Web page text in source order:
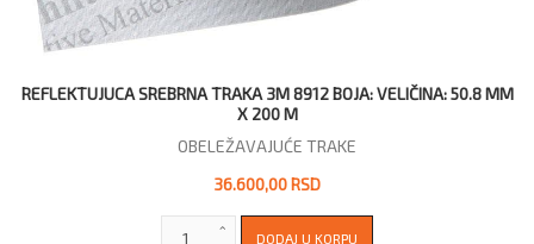
REFLEKTUJUCA SREBRNA TRAKA 3M 8912 BOJA: VELIČINA: 50.8 MM
X 200 M
OBELEŽAVAJUĆE TRAKE
36.600,00 RSD